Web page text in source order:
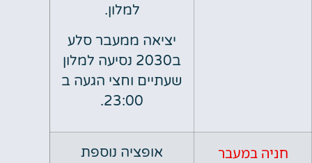
יציאה ממעבר סלע
ב2030 נסיעה למלון
שעתיים וחצי הגעה ב
במעבר
אופציה נוספת